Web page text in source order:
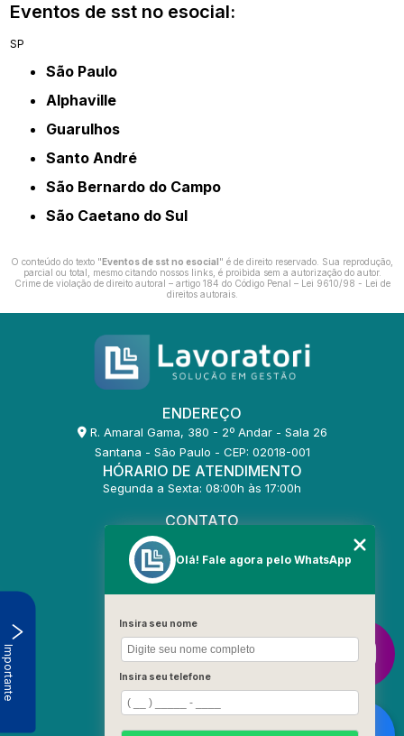
Eventos de sst no esocial:
SP
São Paulo
Alphaville
Guarulhos
Santo André
São Bernardo do Campo
São Caetano do Sul
O conteúdo do texto "Eventos de sst no esocial" é de direito reservado. Sua reprodução,
parcial ou total, mesmo citando nossos links, é proibida sem a autorização do autor.
Crime de violação de direito autoral – artigo 184 do Código Penal – Lei 9610/98 - Lei de
direitos autorais.
ENDEREÇO
R. Amaral Gama, 380 - 2º Andar - Sala 26
Santana - São Paulo - CEP: 02018-001
HÓRARIO DE ATENDIMENTO
Segunda a Sexta: 08:00h às 17:00h
CONTATO
(11) 2255-6336
(11) 2255-7021
comercial@lavoratori.com.br
HOME
QUEM SOMOS
SERVIÇOS
BLOG
AGENDAMENTO
ORÇAMENTO
Importante
Olá! Fale agora pelo WhatsApp
Insira seu nome
Insira seu telefone